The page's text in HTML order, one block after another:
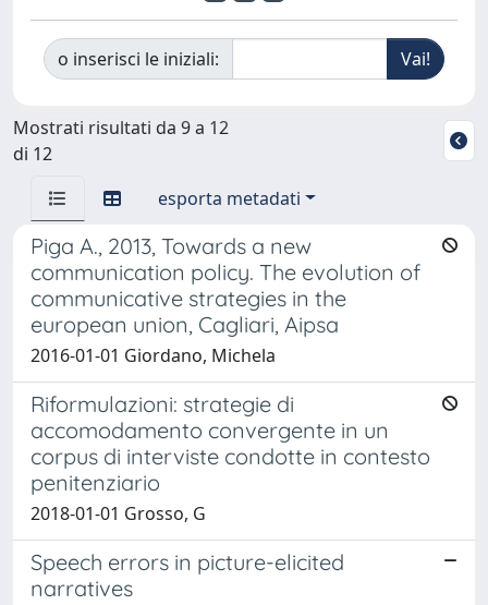
o inserisci le iniziali:
Mostrati risultati da 9 a 12
di 12
esporta metadati
Piga A., 2013, Towards a new
communication policy. The evolution of
communicative strategies in the
european union, Cagliari, Aipsa
2016-01-01 Giordano, Michela
Riformulazioni: strategie di
accomodamento convergente in un
corpus di interviste condotte in contesto
penitenziario
2018-01-01 Grosso, G
Speech errors in picture-elicited
narratives